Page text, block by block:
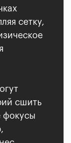
сетку,
сшить
фокусы